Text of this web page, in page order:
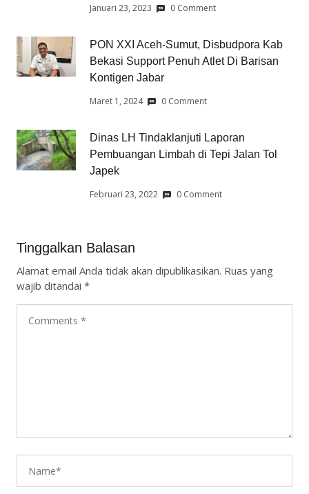
Januari 23, 2023 0 Comment
PON XXI Aceh-Sumut, Disbudpora Kab
Bekasi Support Penuh Atlet Di Barisan
Kontigen Jabar
Maret 1, 2024 0 Comment
Dinas LH Tindaklanjuti Laporan
Pembuangan Limbah di Tepi Jalan Tol
Japek
Februari 23, 2022 0 Comment
Tinggalkan Balasan
Alamat email Anda tidak akan dipublikasikan. Ruas yang
wajib ditandai *